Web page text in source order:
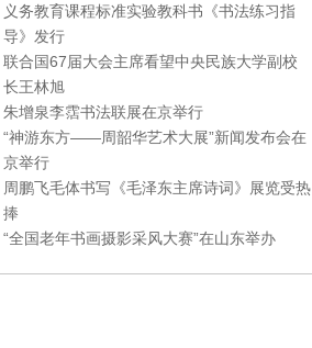
义务教育课程标准实验教科书《书法练习指
导》发行
联合国67届大会主席看望中央民族大学副校
长王林旭
朱增泉李霑书法联展在京举行
“神游东方——周韶华艺术大展”新闻发布会在
京举行
周鹏飞毛体书写《毛泽东主席诗词》展览受热
捧
“全国老年书画摄影采风大赛”在山东举办